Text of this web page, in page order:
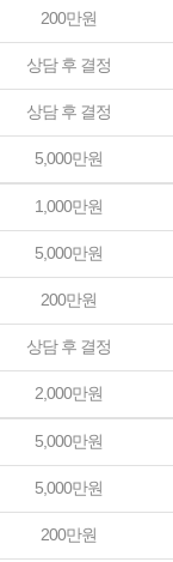
200만원
상담 후 결정
상담 후 결정
5,000만원
1,000만원
5,000만원
200만원
상담 후 결정
2,000만원
5,000만원
5,000만원
200만원